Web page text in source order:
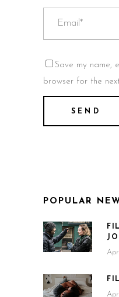
Save my name,
browser for the
POPULAR